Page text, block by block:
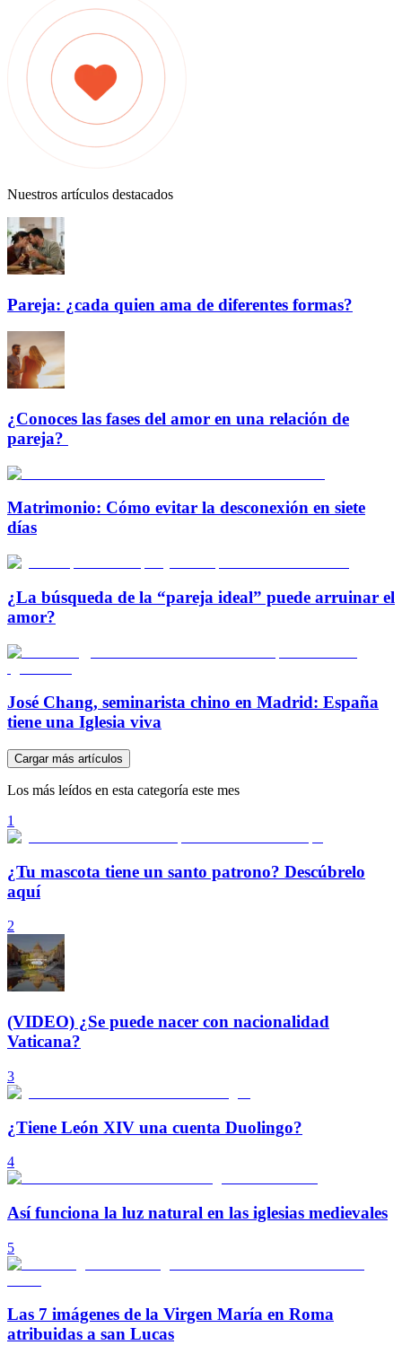
Nuestros artículos destacados
Pareja: ¿cada quien ama de diferentes formas?
¿Conoces las fases del amor en una relación de
pareja?
Matrimonio: Cómo evitar la desconexión en siete
días
¿La búsqueda de la “pareja ideal” puede arruinar el
amor?
José Chang, seminarista chino en Madrid: España
tiene una Iglesia viva
Cargar más artículos
Los más leídos en esta categoría este mes
1
¿Tu mascota tiene un santo patrono? Descúbrelo
aquí
2
(VIDEO) ¿Se puede nacer con nacionalidad
Vaticana?
3
¿Tiene León XIV una cuenta Duolingo?
4
Así funciona la luz natural en las iglesias medievales
5
Las 7 imágenes de la Virgen María en Roma
atribuidas a san Lucas